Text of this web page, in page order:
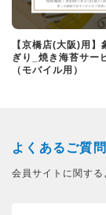
【京橋店(大阪)用】
ぎり_焼き海苔サー
（モバイル用）
よくあるご質問
会員サイトに関する